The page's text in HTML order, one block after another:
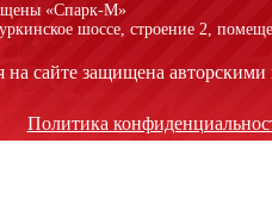
«Спарк-M»
шоссе, строение 2,
на сайте защищена
Политика